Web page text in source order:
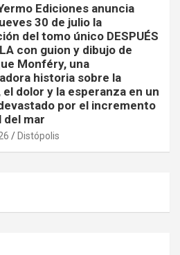
Ediciones anuncia
30 de julio la
del tomo único DESPUÉS
con guion y dibujo de
Monféry, una
historia sobre la
el dolor y la esperanza en un
por el incremento
del mar
Distópolis